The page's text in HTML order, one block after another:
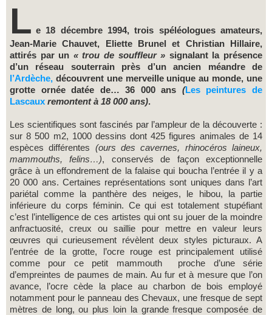
L e 18 décembre 1994, trois spéléologues amateurs,
Jean-Marie Chauvet, Eliette Brunel et Christian Hillaire,
attirés par un « trou de souffleur » signalant la présence
d’un réseau souterrain près d’un ancien méandre de
l’Ardèche, découvrent une merveille unique au monde, une
grotte ornée datée de… 36 000 ans (Les peintures de
Lascaux remontent à 18 000 ans).
Les scientifiques sont fascinés par l’ampleur de la découverte :
sur 8 500 m2, 1000 dessins dont 425 figures animales de 14
espèces différentes (ours des cavernes, rhinocéros laineux,
mammouths, felins…), conservés de façon exceptionnelle
grâce à un effondrement de la falaise qui boucha l’entrée il y a
20 000 ans. Certaines représentations sont uniques dans l’art
pariétal comme la panthère des neiges, le hibou, la partie
inférieure du corps féminin. Ce qui est totalement stupéfiant
c’est l’intelligence de ces artistes qui ont su jouer de la moindre
anfractuosité, creux ou saillie pour mettre en valeur leurs
œuvres qui curieusement révèlent deux styles picturaux. A
l’entrée de la grotte, l’ocre rouge est principalement utilisé
comme pour ce petit mammouth proche d’une série
d’empreintes de paumes de main. Au fur et à mesure que l’on
avance, l’ocre cède la place au charbon de bois employé
notamment pour le panneau des Chevaux, une fresque de sept
mètres de long, ou plus loin la grande fresque composée de